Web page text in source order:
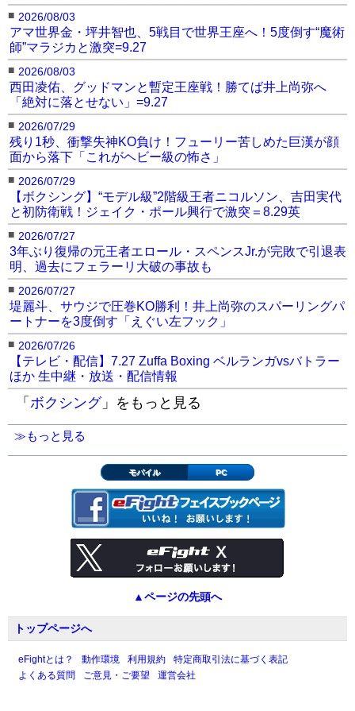
■ 2026/08/03
アマ世界金・坪井智也、5戦目で世界王座へ！5度倒す“魔術
師”マラジカと激突=9.27
■ 2026/08/03
西田凌佑、グッドマンと暫定王座戦！勝てば井上尚弥へ
「絶対に落とせない」=9.27
■ 2026/07/29
残り1秒、衝撃失神KO負け！フューリー苦しめた巨漢が顔
面から落下「これがヘビー級の怖さ」
■ 2026/07/29
【ボクシング】“モデル級”2階級王者ニコルソン、吉田実代
と初防衛戦！ジェイク・ポール興行で激突＝8.29英
■ 2026/07/27
3年ぶり復帰の元王者エロール・スペンスJr.が完敗で引退表
明、過去にフェラーリ大破の事故も
■ 2026/07/27
堤麗斗、サウジで圧巻KO勝利！井上尚弥のスパーリングパ
ートナーを3度倒す「えぐい左フック」
■ 2026/07/26
【テレビ・配信】7.27 Zuffa Boxing ベルランガvsバトラー
ほか 生中継・放送・配信情報
「 ボクシング」をもっと見る
≫もっと見る
モバイル PC
▲ページの先頭へ
トップページへ
eFightとは？ 動作環境 利用規約
特定商取引法に基づく表記
よくある質問
ご意見・ご要望 運営会社